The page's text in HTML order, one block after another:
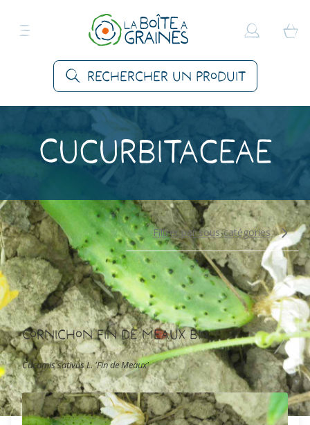
Rechercher un produit
Cucurbitaceae
Filtrer par sous-catégories
Cornichon Fin de Meaux Bio
Cucumis sativus L. 'Fin de Meaux'